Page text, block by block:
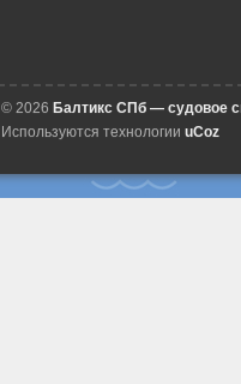
© 2026 Балтикс СПб — судовое
Используются технологии uCoz